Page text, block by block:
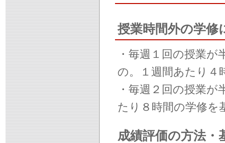
授業時間外の学修
・毎週１回の授業
の。１週間あたり４
・毎週２回の授業
たり８時間の学修を
成績評価の方法・